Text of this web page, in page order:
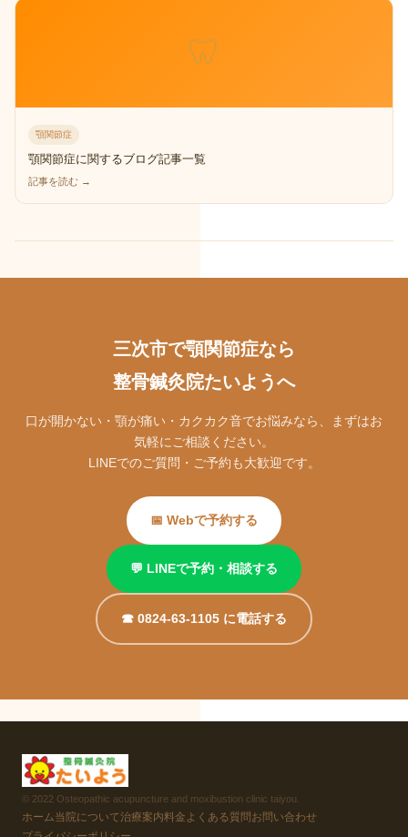
🦷
顎関節症
顎関節症に関するブログ記事一覧
記事を読む →
三次市で顎関節症なら
整骨鍼灸院たいようへ
口が開かない・顎が痛い・カクカク音でお悩みなら、まずはお
気軽にご相談ください。
LINEでのご質問・ご予約も大歓迎です。
📅 Webで予約する
💬 LINEで予約・相談する
☎ 0824-63-1105 に電話する
© 2022 Osteopathic acupuncture and moxibustion clinic taiyou.
ホーム当院について治療案内料金よくある質問 お問い合わせ